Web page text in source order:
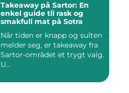
Takeaway på Sartor: En
enkel guide til rask og
smakfull mat på Sotra
Når tiden er knapp og sulten
melder seg, er takeaway fra
Sartor-området et trygt valg.
U...